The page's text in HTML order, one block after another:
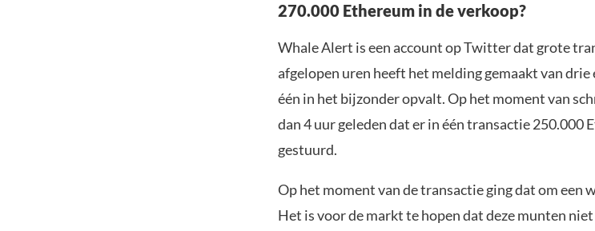
270.000 Ethereum in de verkoop?
Whale Alert is een account op Twitter dat grote
afgelopen uren heeft het melding gemaakt van
één in het bijzonder opvalt. Op het moment van
dan 4 uur geleden dat er in één transactie 250.000
gestuurd.
Op het moment van de transactie ging dat om een
Het is voor de markt te hopen dat deze munten